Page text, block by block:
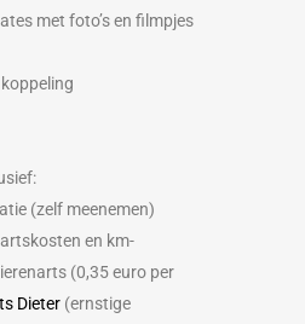
met foto’s en filmpjes
(zelf meenemen)
en km-
(0,35 euro per
Dieter (ernstige